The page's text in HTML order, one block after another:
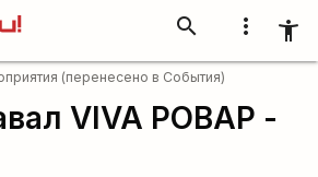
more_vert accessibility_new
search
(перенесено в События)
VIVA РОВАР -